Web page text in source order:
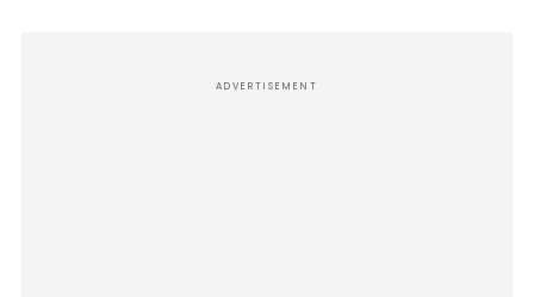
ADVERTISEMENT